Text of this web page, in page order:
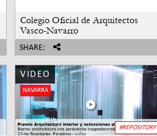
Colegio Oficial de Arquitectos
Vasco-Navarro
SHARE:
VIDEO
NAVARRA
#REPOSITORY